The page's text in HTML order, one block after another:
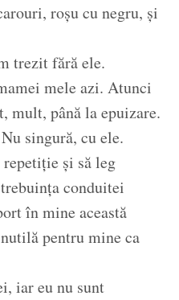
roșu cu negru, și
trezit fără ele.
mele azi. Atunci
mult, până la epuizare.
singură, cu ele.
și să leg
conduitei
în mine această
pentru mine ca
iar eu nu sunt